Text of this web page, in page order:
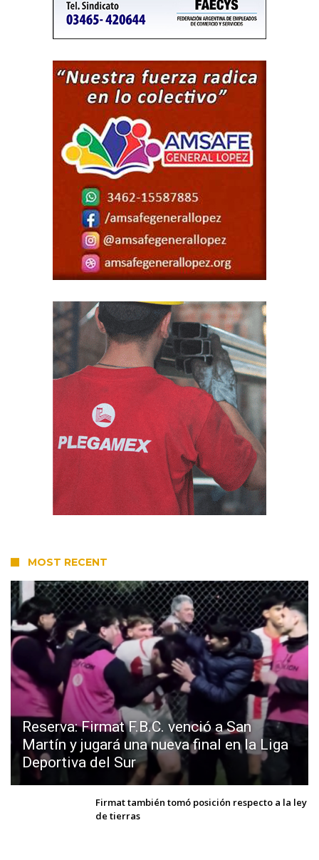
MOST RECENT
Reserva: Firmat F.B.C. venció a San
Martín y jugará una nueva final en la Liga
Deportiva del Sur
Firmat también tomó posición respecto a la ley
de tierras